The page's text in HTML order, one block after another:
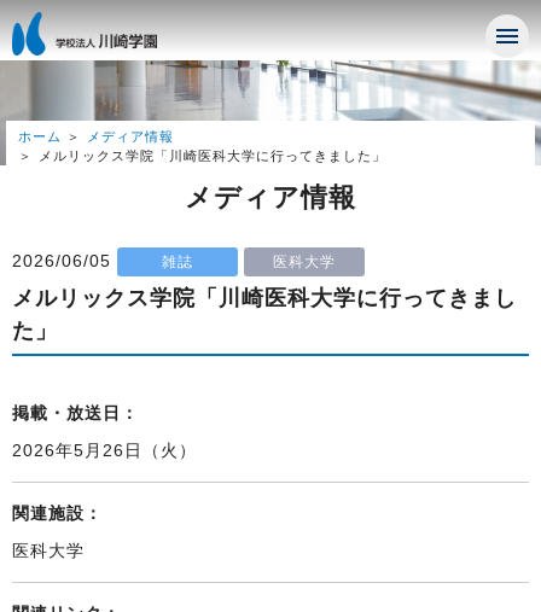
ホーム
メディア情報
メルリックス学院「川崎医科大学に行ってきました」
メディア情報
2026/06/05 雑誌 医科大学
メルリックス学院「川崎医科大学に行ってきまし
た」
掲載・放送日：
2026年5月26日（火）
関連施設：
医科大学